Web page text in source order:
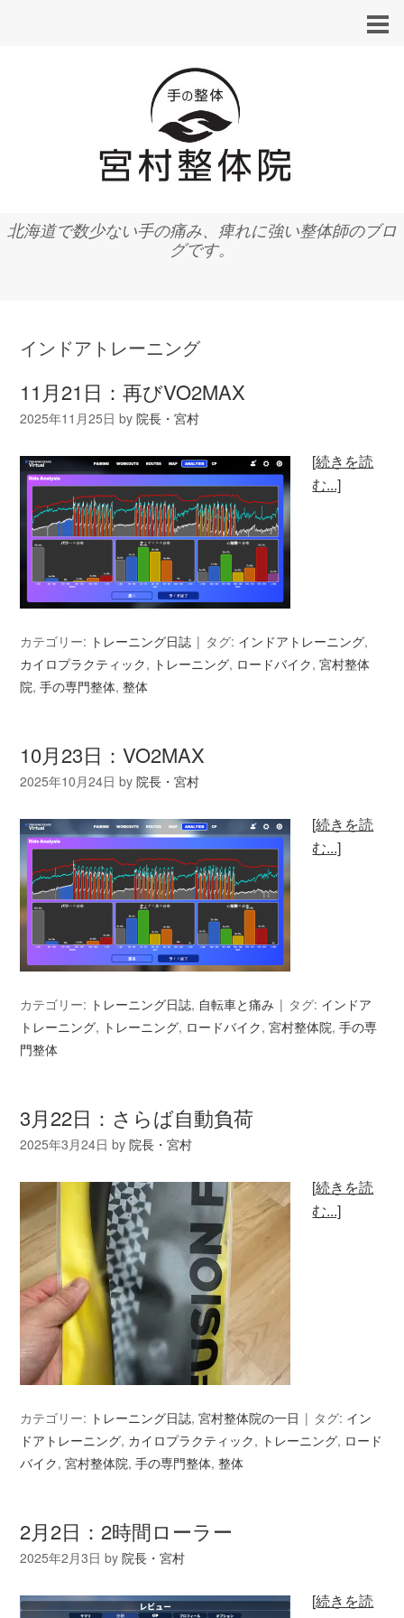
北海道で数少ない手の痛み、痺れに強い整体師のブロ
グです。
インドアトレーニング
11月21日：再びVO2MAX
2025年11月25日 by院長・宮村
[続きを読
む...]
カテゴリー: トレーニング日誌 タグ: インドアトレーニング,
カイロプラクティック, トレーニング, ロードバイク,宮村整体
院,手の専門整体,整体
10月23日：VO2MAX
2025年10月24日 by院長・宮村
[続きを読
む...]
カテゴリー: トレーニング日誌, 自転車と痛み タグ: インドア
トレーニング, トレーニング, ロードバイク,宮村整体院,手の専
門整体
3月22日：さらば自動負荷
2025年3月24日 by院長・宮村
[続きを読
む...]
カテゴリー: トレーニング日誌,宮村整体院の一日 タグ: イン
ドアトレーニング, カイロプラクティック, トレーニング, ロード
バイク,宮村整体院,手の専門整体,整体
2月2日：2時間ローラー
2025年2月3日 by院長・宮村
[続きを読